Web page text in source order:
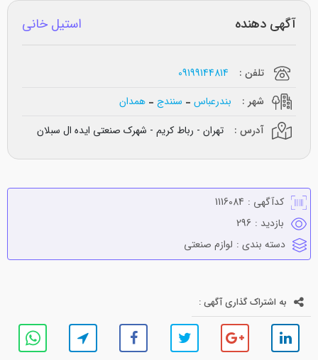
آگهی دهنده استیل خانی
تلفن :
09199144814
شهر :
بندرعباس سنندج
همدان
آدرس :
تهران - رباط کریم - شهرک صنعتی ایده ال سبلان
کدآگهی : 1116084
بازدید : 296
دسته بندی : لوازم صنعتي
به اشتراک گذاری آگهی :